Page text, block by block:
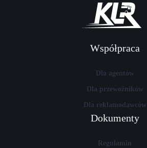
Współpraca
Dla agentów
Dla przewoźników
Dla reklamodawców
Dokumenty
Regulamin